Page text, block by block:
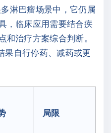
淋巴瘤场景中，它仍属
，临床应用需要结合疾
和治疗方案综合判断。
果自行停药、减药或更
局限